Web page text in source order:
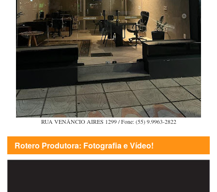
RUA VENÂNCIO AIRES 1299 / Fone: (55) 9.9963-2822
Rotero Produtora: Fotografia e Vídeo!